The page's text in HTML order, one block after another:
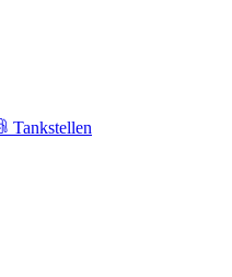
Tankstellen